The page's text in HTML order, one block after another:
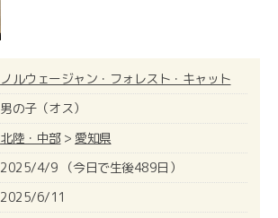
ノルウェージャン・フォレスト・キャット
男の子（オス）
北陸・中部> 愛知県
2025/4/9 （今日で生後489日）
2025/6/11